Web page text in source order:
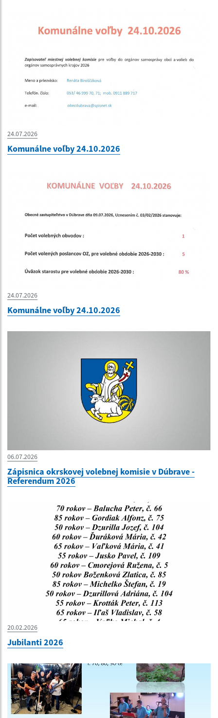
24.07.2026
Komunálne voľby 24.10.2026
24.07.2026
Komunálne voľby 24.10.2026
06.07.2026
Zápisnica okrskovej volebnej komisie v Dúbrave -
Referendum 2026
20.02.2026
Jubilanti 2026